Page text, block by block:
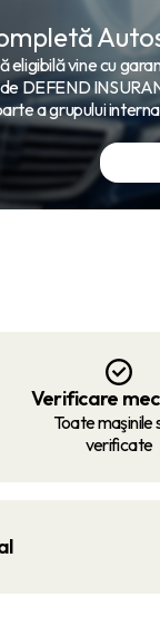
vine cu
DEFEND
a grupului
Verificare
Toate maşinile
verificate